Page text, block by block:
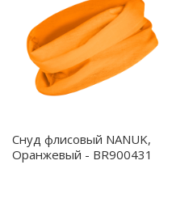
Снуд флисовый NANUK,
Оранжевый - BR900431